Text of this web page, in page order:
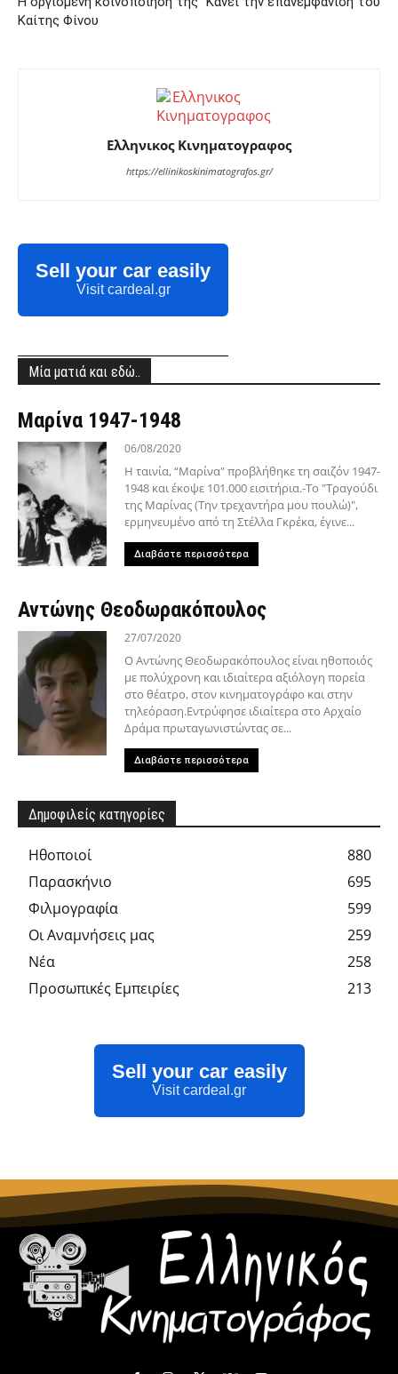
Καίτης Φίνου
Ελληνικος Κινηματογραφος
https://ellinikoskinimatografos.gr/
Sell your car easily
Visit cardeal.gr
Μία ματιά και εδώ..
Μαρίνα 1947-1948
06/08/2020
Η ταινία, “Μαρίνα" προβλήθηκε τη σαιζόν 1947-
1948 και έκοψε 101.000 εισιτήρια.-Το "Τραγούδι
της Μαρίνας (Την τρεχαντήρα μου πουλώ)",
ερμηνευμένο από τη Στέλλα Γκρέκα, έγινε...
Διαβάστε περισσότερα
Αντώνης Θεοδωρακόπουλος
27/07/2020
Ο Αντώνης Θεοδωρακόπουλος είναι ηθοποιός
με πολύχρονη και ιδιαίτερα αξιόλογη πορεία
στο θέατρο, στον κινηματογράφο και στην
τηλεόραση.Εντρύφησε ιδιαίτερα στο Αρχαίο
Δράμα πρωταγωνιστώντας σε...
Διαβάστε περισσότερα
Δημοφιλείς κατηγορίες
Hθοποιοί
880
Παρασκήνιο
695
Φιλμογραφία
599
Οι Αναμνήσεις μας
259
Νέα
258
Προσωπικές Εμπειρίες
213
Sell your car easily
Visit cardeal.gr